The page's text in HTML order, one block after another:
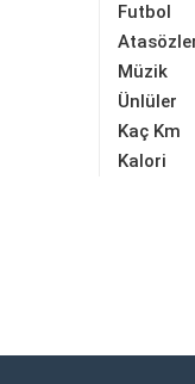
Futbol
Müzik
Ünlüler
Kaç Km
Kalori